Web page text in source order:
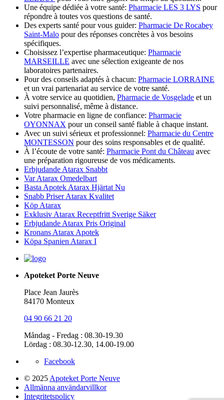
Une équipe dédiée à votre santé: Pharmacie LES 3 LYS pour
répondre à toutes vos questions de santé.
Des experts santé pour vous guider: Pharmacie De Rocabey
Saint-Malo pour des réponses concrètes à vos besoins
spécifiques.
Choisissez l’expertise pharmaceutique: Pharmacie
MARSEILLE avec une sélection exigeante de nos
laboratoires partenaires.
Pour des conseils adaptés à chacun: Pharmacie LORRAINE
et un vrai partenariat au service de votre santé.
À votre service au quotidien, Pharmacie de Vosgelade et un
suivi personnalisé, même à distance.
Votre pharmacie en ligne de confiance: Pharmacie
OYONNAX pour un conseil santé fiable à chaque instant.
Avec un suivi sérieux et professionnel: Pharmacie du Centre
MONTESSON pour des soins responsables et de qualité.
À l’écoute de votre santé: Pharmacie Pont du Château avec
une préparation rigoureuse de vos médicaments.
Erbjudande Atarax Snabbt
Var Atarax Omedelbart
Basta Apotek Atarax Hjärtat Nu
Snabb Priser Atarax Kvalitet
Köp Atarax
Exklusiv Atarax Receptfritt Sverige Säker
Erbjudande Atarax Pris Original
Kronans Atarax Apotek
Köpa Spanien Atarax I
Apoteket Porte Neuve
Place Jean Jaurès
84170 Monteux
04 90 66 21 20
Måndag - Fredag : 08.30-19.30
Lördag : 08.30-12.30, 14.00-19.00
Facebook
© 2025 Apoteket Porte Neuve
Allmänna användarvillkor
Integritetspolicy